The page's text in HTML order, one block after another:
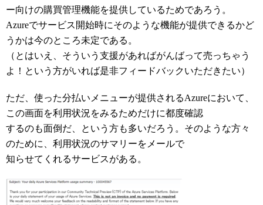
ー向けの購買管理機能を提供しているためであろう。
Azureでサービス開始時にそのような機能が提供できるかど
うかは今のところ未定である。
（とはいえ、そういう支援があればがんばって売っちゃう
よ！という方がいれば是非フィードバックいただきたい）
ただ、使った分払いメニューが提供されるAzureにおいて、
この画面を利用状況をみるためだけに都度確認
するのも面倒だ、という方も多いだろう。そのような方々
のために、利用状況のサマリーをメールで
知らせてくれるサービスがある。